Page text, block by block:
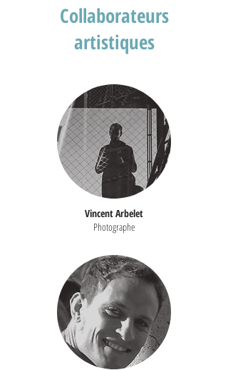
Collaborateurs
artistiques
Vincent Arbelet
Photographe